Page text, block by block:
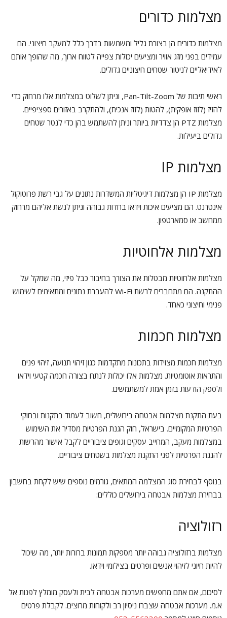
מצלמות כדורים
מצלמות כדורים הן בצורת גליל ומשמשות בדרך כלל למעקב חיצוני. הם
עמידים בפני מזג אוויר ומציעים יכולות צפייה לטווח ארוך, מה שהופך אותם
לאידיאליים לניטור שטחים חיצוניים גדולים.
ראשי תיבות של Pan-Tilt-Zoom, וניתן לשלוט במצלמות אלו מרחוק כדי
להזיז (לזוז אופקית), להטות (לזוז אנכית), ולהתקרב באזורים ספציפיים.
מצלמות PTZ הן צדדיות ביותר וניתן להשתמש בהן כדי לנטר שטחים
גדולים ביעילות.
מצלמות IP
מצלמות IP הן מצלמות דיגיטליות המשדרות נתונים על גבי רשת פרוטוקול
אינטרנט. הם מציעים איכות וידאו בחדות גבוהה וניתן לגשת אליהם מרחוק
ממחשב או סמארטפון.
מצלמות אלחוטיות
מצלמות אלחוטיות מבטלות את הצורך בחיבור כבל פיזי, מה שמקל על
ההתקנה. הם מתחברים לרשת Wi-Fi להעברת נתונים ומתאימים לשימוש
פנימי וחיצוני כאחד.
מצלמות חכמות
מצלמות חכמות מצוידות בתכונות מתקדמות כגון זיהוי תנועה, זיהוי פנים
והתראות אוטומטיות. מצלמות אלו יכולות לנתח בצורה חכמה קטעי וידאו
ולספק הודעות בזמן אמת למשתמשים.
בעת התקנת מצלמות אבטחה בירושלים, חשוב לעמוד בתקנות ובחוקי
הפרטיות המקומיים. בישראל, חוק הגנת הפרטיות מסדיר את השימוש
במצלמות מעקב, המחייב עסקים וגופים ציבוריים לקבל אישור מהרשות
להגנת הפרטיות לפני התקנת מצלמות בשטחים ציבוריים.
בנוסף לבחירת סוג המצלמה המתאים, גורמים נוספים שיש לקחת בחשבון
בבחירת מצלמות אבטחה בירושלים כוללים:
רזולוציה
מצלמות ברזולוציה גבוהה יותר מספקות תמונות ברורות יותר, מה שיכול
להיות חיוני לזיהוי אנשים ופרטים בצילומי וידאו.
לסיכום, אם אתם מחפשים מערכות אבטחה לבית ולעסק מומלץ לפנות אל
א.מ. מערכות אבטחה שצברו ניסיון רב ולקוחות מרוצים. לקבלת פרטים